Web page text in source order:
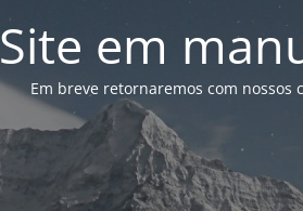
Site em
Em breve retornaremos com nossos